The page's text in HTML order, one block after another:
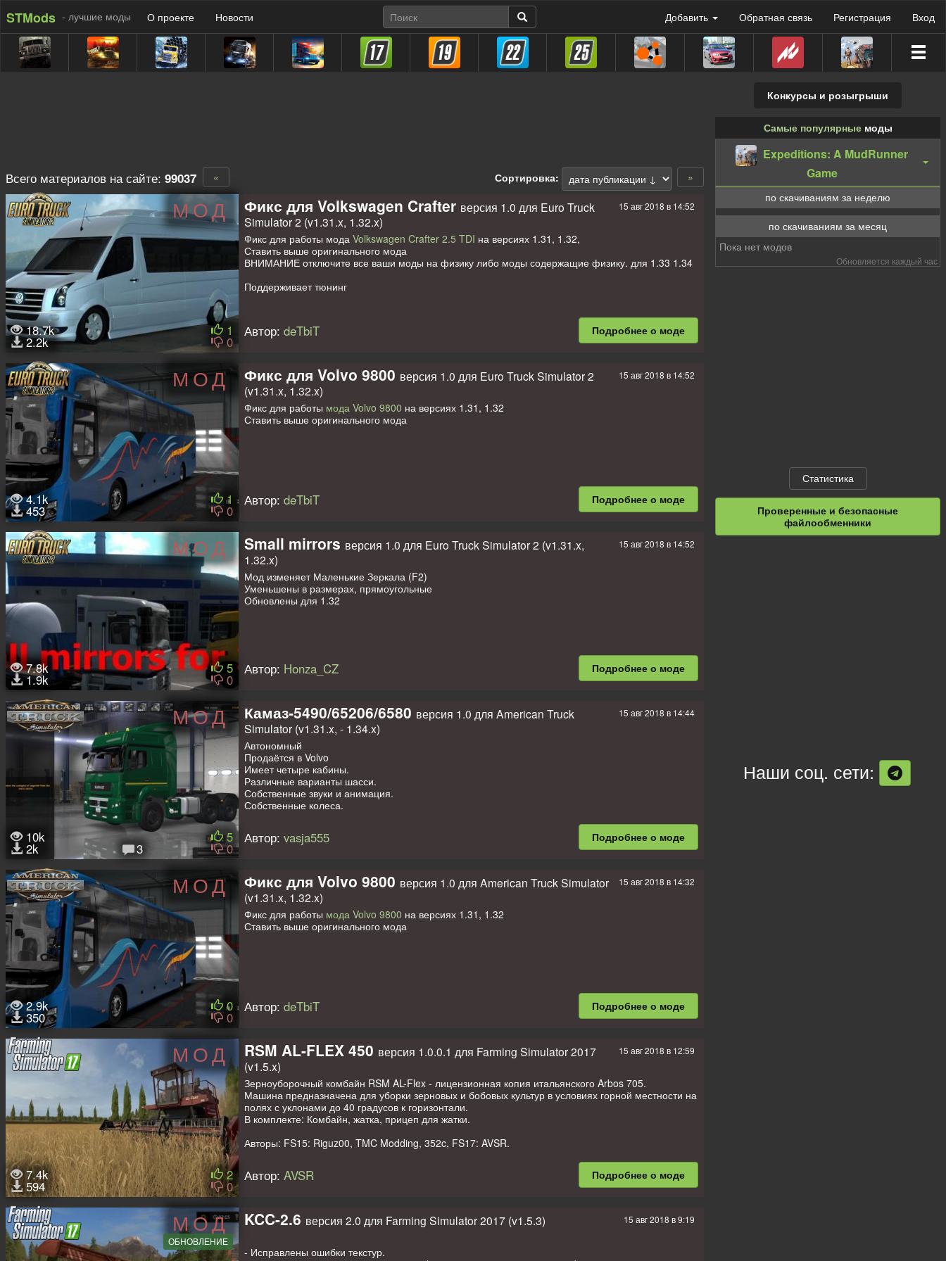
STMods - лучшие моды О проекте Новости Добавить Обратная связь Регистрация Вход
Всего материалов на сайте: 99037 Сортировка:
« »
МОД
18.7k
2.2k
1
0
15 авг 2018 в 14:52
Фикс для Volkswagen Crafter версия 1.0 для Euro Truck
Simulator 2 (v1.31.x, 1.32.x)
Фикс для работы мода Volkswagen Crafter 2.5 TDI на версиях 1.31, 1.32,
Ставить выше оригинального мода
ВНИМАНИЕ отключите все ваши моды на физику либо моды содержащие физику. для 1.33 1.34
Поддерживает тюнинг
Подробнее о моде
Автор: deTbiT
МОД
4.1k
453
1
0
15 авг 2018 в 14:52
Фикс для Volvo 9800 версия 1.0 для Euro Truck Simulator 2
(v1.31.x, 1.32.x)
Фикс для работы мода Volvo 9800 на версиях 1.31, 1.32
Ставить выше оригинального мода
Подробнее о моде
Автор: deTbiT
МОД
7.8k
1.9k
5
0
15 авг 2018 в 14:52
Small mirrors версия 1.0 для Euro Truck Simulator 2 (v1.31.x,
1.32.x)
Мод изменяет Маленькие Зеркала (F2)
Уменьшены в размерах, прямоугольные
Обновлены для 1.32
Подробнее о моде
Автор: Honza_CZ
МОД
10k
2k 3
5
0
15 авг 2018 в 14:44
Камаз-5490/65206/6580 версия 1.0 для American Truck
Simulator (v1.31.x, - 1.34.x)
Автономный
Продаётся в Volvo
Имеет четыре кабины.
Различные варианты шасси.
Собственные звуки и анимация.
Собственные колеса.
Добавлен самосвал
Подробнее о моде
Автор: vasja555
МОД
2.9k
350
0
0
15 авг 2018 в 14:32
Фикс для Volvo 9800 версия 1.0 для American Truck Simulator
(v1.31.x, 1.32.x)
Фикс для работы мода Volvo 9800 на версиях 1.31, 1.32
Ставить выше оригинального мода
Подробнее о моде
Автор: deTbiT
МОД
7.4k
594
2
0
15 авг 2018 в 12:59
RSM AL-FLEX 450 версия 1.0.0.1 для Farming Simulator 2017
(v1.5.x)
Зерноуборочный комбайн RSM AL-Flex - лицензионная копия итальянского Arbos 705.
Машина предназначена для уборки зерновых и бобовых культур в условиях горной местности на
полях с уклонами до 40 градусов к горизонтали.
В комплекте: Комбайн, жатка, прицеп для жатки.
Авторы: FS15: Riguz00, TMC Modding, 352c, FS17: AVSR.
Подробнее о моде
Автор: AVSR
МОД
ОБНОВЛЕНИЕ
15 авг 2018 в 9:19
KCC-2.6 версия 2.0 для Farming Simulator 2017 (v1.5.3)
- Исправлены ошибки текстур.
Конкурсы и розыгрыши
Самые популярныемоды
Expeditions: A MudRunner
Game
по скачиваниям за неделю
по скачиваниям за месяц
Пока нет модов
Обновляется каждый час
Статистика
Проверенные и безопасные
файлообменники
Наши соц. сети: